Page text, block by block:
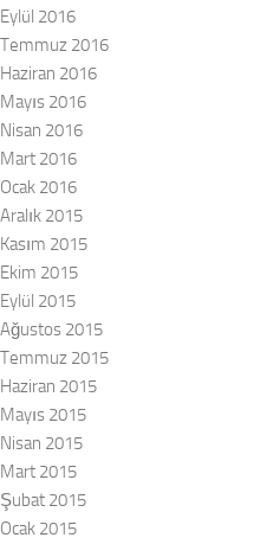
Eylül 2016
Temmuz 2016
Haziran 2016
Mayıs 2016
Nisan 2016
Mart 2016
Ocak 2016
Aralık 2015
Kasım 2015
Ekim 2015
Eylül 2015
Ağustos 2015
Temmuz 2015
Haziran 2015
Mayıs 2015
Nisan 2015
Mart 2015
Şubat 2015
Ocak 2015